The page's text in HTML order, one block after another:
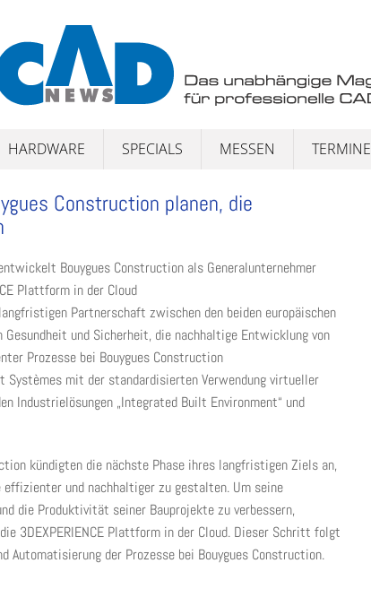
HARDWARE SPECIALS MESSEN TERMINE
Construction planen, die
Bouygues Construction als Generalunternehmer
Plattform in der Cloud
Partnerschaft zwischen den beiden europäischen
und Sicherheit, die nachhaltige Entwicklung von
Prozesse bei Bouygues Construction
mit der standardisierten Verwendung virtueller
Industrielösungen „Integrated Built Environment“ und
kündigten die nächste Phase ihres langfristigen Ziels an,
und nachhaltiger zu gestalten. Um seine
die Produktivität seiner Bauprojekte zu verbessern,
3DEXPERIENCE Plattform in der Cloud. Dieser Schritt folgt
Automatisierung der Prozesse bei Bouygues Construction.